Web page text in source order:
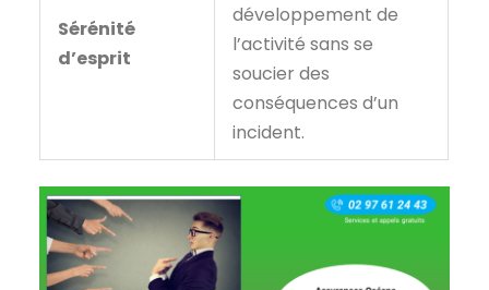
Sérénité
d’esprit
développement de
l’activité sans se
soucier des
conséquences d’un
incident.